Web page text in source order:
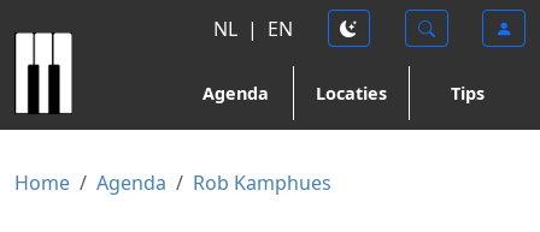
NL | EN
Agenda Locaties Tips
Home Agenda Rob Kamphues